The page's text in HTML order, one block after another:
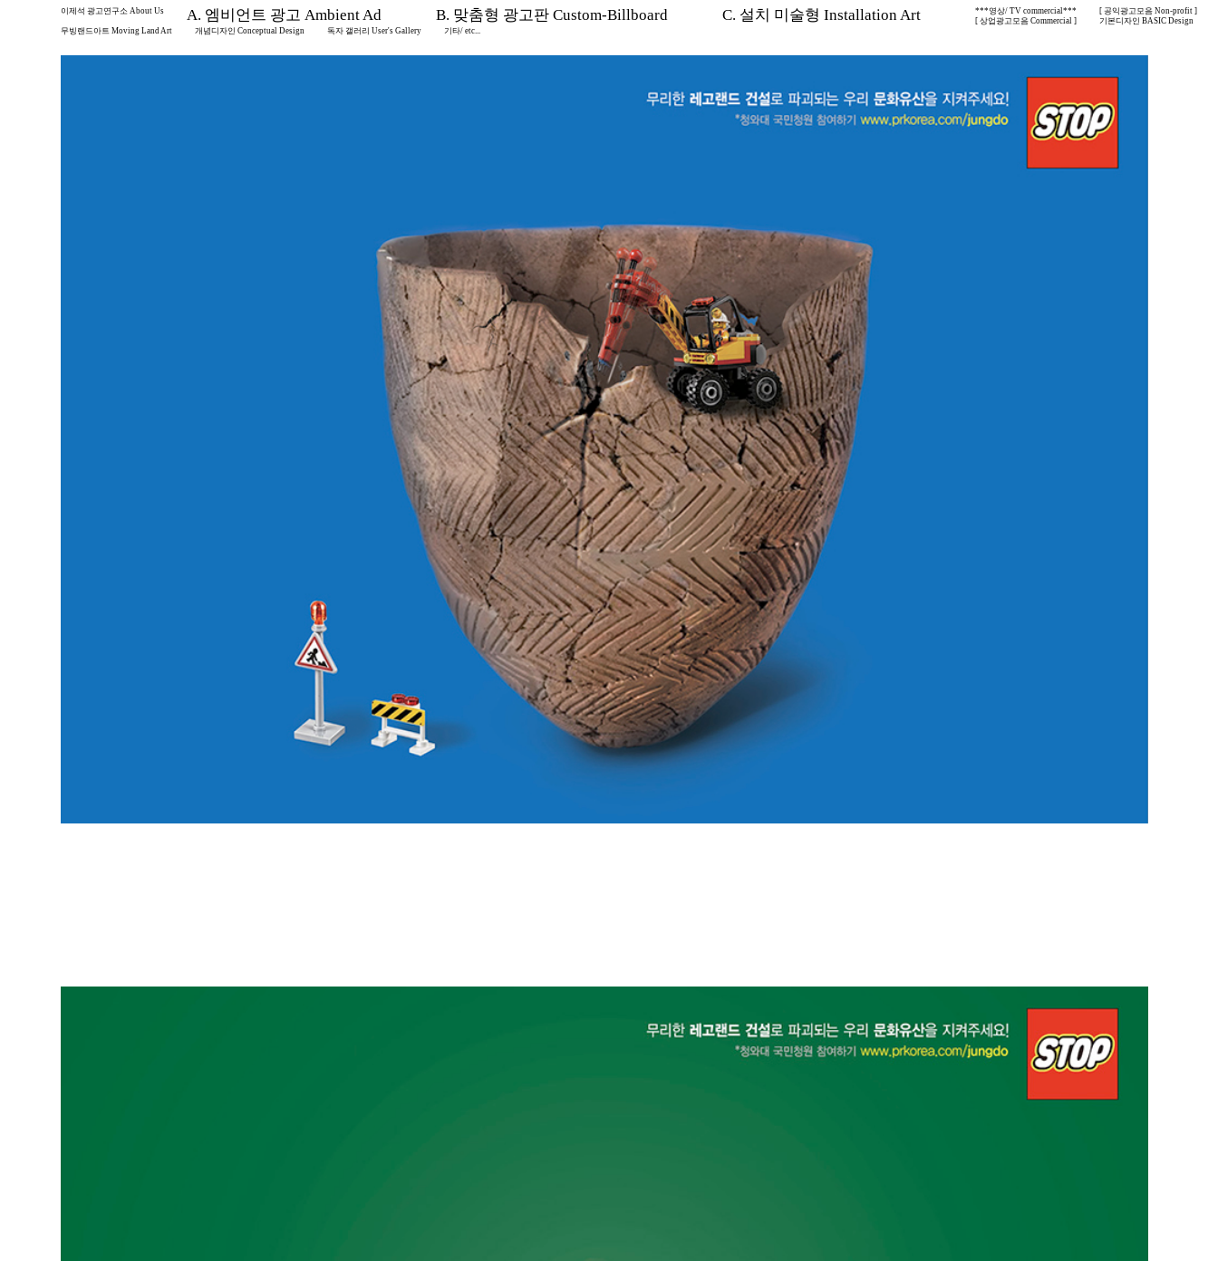
이제석 광고연구소 About Us A. 엠비언트 광고 Ambient Ad B. 맞춤형 광고판 Custom-Billboard C. 설치 미술형 Installation Art ***영상/ TV commercial***
[ 공익광고모음 Non-profit ]
[ 상업광고모음 Commercial ]
기본디자인 BASIC Design
무빙랜드아트 Moving Land Art
개념디자인 Conceptual Design 독자 갤러리 User's Gallery 기타/ etc...